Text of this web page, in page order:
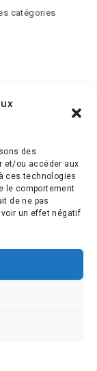
des
et/ou accéder aux
ces technologies
le comportement
de ne pas
un effet négatif
catégories